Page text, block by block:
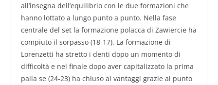
all’insegna dell’equilibrio con le due formazioni che
hanno lottato a lungo punto a punto. Nella fase
centrale del set la formazione polacca di Zawiercie ha
compiuto il sorpasso (18-17). La formazione di
Lorenzetti ha stretto i denti dopo un momento di
difficoltà e nel finale dopo aver capitalizzato la prima
palla se (24-23) ha chiuso ai vantaggi grazie al punto